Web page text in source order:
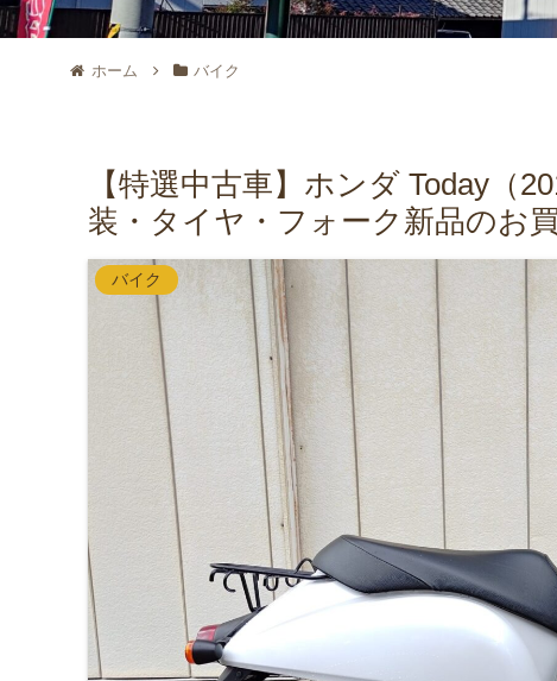
ホーム バイク
【特選中古車】ホンダ Today（
装・タイヤ・フォーク新品のお
バイク